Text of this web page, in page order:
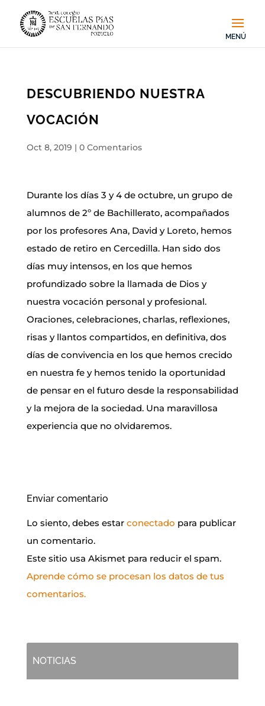
DESCUBRIENDO NUESTRA
VOCACIÓN
Oct 8, 2019 | 0 Comentarios
Durante los días 3 y 4 de octubre, un grupo de
alumnos de 2º de Bachillerato, acompañados
por los profesores Ana, David y Loreto, hemos
estado de retiro en Cercedilla. Han sido dos
días muy intensos, en los que hemos
profundizado sobre la llamada de Dios y
nuestra vocación personal y profesional.
Oraciones, celebraciones, charlas, reflexiones,
risas y llantos compartidos, en definitiva, dos
días de convivencia en los que hemos crecido
en nuestra fe y hemos tenido la oportunidad
de pensar en el futuro desde la responsabilidad
y la mejora de la sociedad. Una maravillosa
experiencia que no olvidaremos.
Enviar comentario
Lo siento, debes estar conectado para publicar
un comentario.
Este sitio usa Akismet para reducir el spam.
Aprende cómo se procesan los datos de tus
comentarios.
NOTICIAS